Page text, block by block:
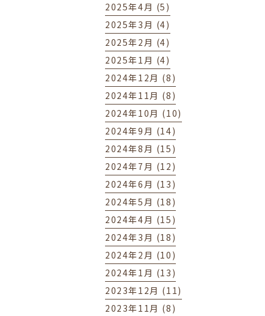
2025年4月 (5)
2025年3月 (4)
2025年2月 (4)
2025年1月 (4)
2024年12月 (8)
2024年11月 (8)
2024年10月 (10)
2024年9月 (14)
2024年8月 (15)
2024年7月 (12)
2024年6月 (13)
2024年5月 (18)
2024年4月 (15)
2024年3月 (18)
2024年2月 (10)
2024年1月 (13)
2023年12月 (11)
2023年11月 (8)